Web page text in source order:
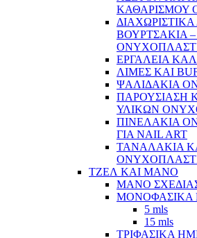
ΚΑΘΑΡΙΣΜΟΥ
ΒΟΥΡΤΣΑΚΙΑ
ΕΡΓΑΛΕΙΑ
ΛΙΜΕΣ ΚΑΙ
ΨΑΛΙΔΑΚΙΑ
ΠΑΡΟΥΣΙΑΣΗ
ΥΛΙΚΩΝ
ΠΙΝΕΛΑΚΙΑ
ΓΙΑ NAIL ART
ΤΑΝΑΛΑΚΙΑ
ΤΖΕΛ ΚΑΙ ΜΑΝΟ
ΜΑΝΟ
5 mls
15 mls
ΤΡΙΦΑΣΙΚΑ